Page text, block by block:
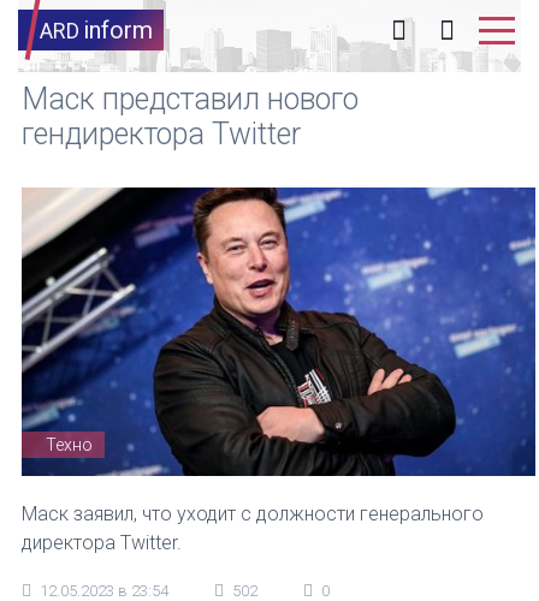
ARD inform
Маск представил нового
гендиректора Twitter
Техно
Маск заявил, что уходит с должности генерального
директора Twitter.
12.05.2023 в 23:54 502 0